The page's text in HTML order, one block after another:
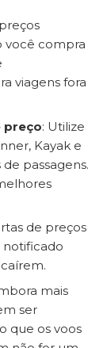
você compra
viagens fora
preço: Utilize
Kayak e
passagens.
de preços
notificado
mais
ser
que os voos